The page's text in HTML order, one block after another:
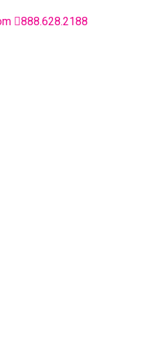
888.628.2188